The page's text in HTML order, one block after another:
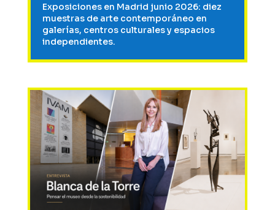
Exposiciones en Madrid junio 2026: diez
muestras de arte contemporáneo en
galerías, centros culturales y espacios
independientes.